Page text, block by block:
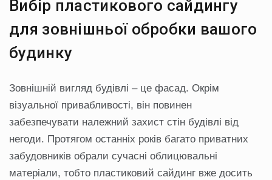
Вибір пластикового сайдингу
для зовнішньої обробки вашого
будинку
Зовнішній вигляд будівлі – це фасад. Окрім
візуальної привабливості, він повинен
забезпечувати належний захист стін будівлі від
негоди. Протягом останніх років багато приватних
забудовників обрали сучасні облицювальні
матеріали, тобто пластиковий сайдинг вже досить